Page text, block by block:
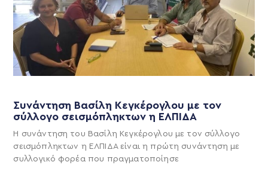
Συνάντηση Βασίλη Κεγκέρογλου με τον
σύλλογο σεισμόπληκτων η ΕΛΠΙΔΑ
Η συνάντηση του Βασίλη Κεγκέρογλου με τον σύλλογο
σεισμόπληκτων η ΕΛΠΙΔΑ είναι η πρώτη συνάντηση με
συλλογικό φορέα που πραγματοποίησε